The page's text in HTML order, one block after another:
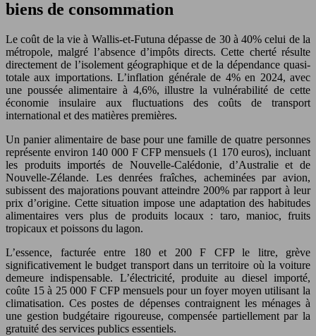
biens de consommation
Le coût de la vie à Wallis-et-Futuna dépasse de 30 à 40% celui de la
métropole, malgré l’absence d’impôts directs. Cette cherté résulte
directement de l’isolement géographique et de la dépendance quasi-
totale aux importations. L’inflation générale de 4% en 2024, avec
une poussée alimentaire à 4,6%, illustre la vulnérabilité de cette
économie insulaire aux fluctuations des coûts de transport
international et des matières premières.
Un panier alimentaire de base pour une famille de quatre personnes
représente environ 140 000 F CFP mensuels (1 170 euros), incluant
les produits importés de Nouvelle-Calédonie, d’Australie et de
Nouvelle-Zélande. Les denrées fraîches, acheminées par avion,
subissent des majorations pouvant atteindre 200% par rapport à leur
prix d’origine. Cette situation impose une adaptation des habitudes
alimentaires vers plus de produits locaux : taro, manioc, fruits
tropicaux et poissons du lagon.
L’essence, facturée entre 180 et 200 F CFP le litre, grève
significativement le budget transport dans un territoire où la voiture
demeure indispensable. L’électricité, produite au diesel importé,
coûte 15 à 25 000 F CFP mensuels pour un foyer moyen utilisant la
climatisation. Ces postes de dépenses contraignent les ménages à
une gestion budgétaire rigoureuse, compensée partiellement par la
gratuité des services publics essentiels.